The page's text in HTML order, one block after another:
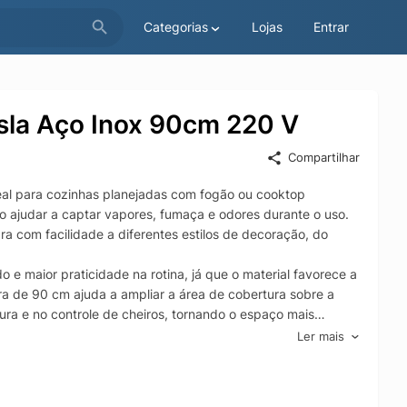
Categorias Lojas Entrar
Aço Inox 90cm 220 V
Compartilhar
para cozinhas planejadas com fogão ou cooktop
a captar vapores, fumaça e odores durante o uso.
com facilidade a diferentes estilos de decoração, do
e maior praticidade na rotina, já que o material favorece a
de 90 cm ajuda a ampliar a área de cobertura sobre a
e no controle de cheiros, tornando o espaço mais
coifa de ilha Tramontina é uma excelente opção para
mais limpo e organizado e elevando o nível de
Ler mais